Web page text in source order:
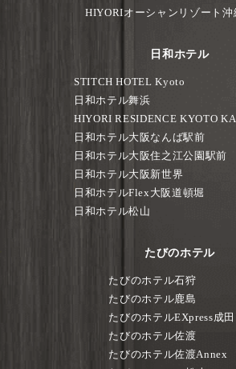
HIYORIオーシャンリゾート沖
日和ホテル
STITCH HOTEL Kyoto
日和ホテル舞浜
HIYORI RESIDENCE KYOTO
日和ホテル大阪なんば駅前
日和ホテル大阪住之江公園駅前
日和ホテル大阪新世界
日和ホテルFlex大阪道頓堀
日和ホテル松山
たびのホテル
たびのホテル石狩
たびのホテル鹿島
たびのホテルEXpress成田
たびのホテル佐渡
たびのホテル佐渡Annex